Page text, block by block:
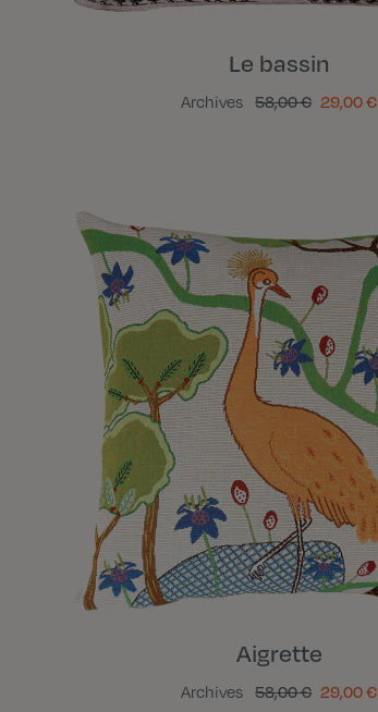
Le bassin
Archives 58,00 € 29,00 €
Aigrette
Archives 58,00 € 29,00 €